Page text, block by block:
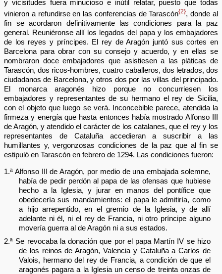
y vicisitudes fuera minucioso e inútil relatar, puesto que todas
vinieron a refundirse en las conferencias de Tarascón{2}, donde al
fin se acordaron definitivamente las condiciones para la paz
general. Reuniéronse allí los legados del papa y los embajadores
de los reyes y príncipes. El rey de Aragón juntó sus cortes en
Barcelona para obrar con su consejo y acuerdo, y en ellas se
nombraron doce embajadores que asistiesen a las pláticas de
Tarascón, dos ricos-hombres, cuatro caballeros, dos letrados, dos
ciudadanos de Barcelona, y otros dos por las villas del principado.
El monarca aragonés hizo porque no concurriesen los
embajadores y representantes de su hermano el rey de Sicilia,
con el objeto que luego se verá. Inconcebible parece, atendida la
firmeza y energía que hasta entonces había mostrado Alfonso III
de Aragón, y atendido el carácter de los catalanes, que el rey y los
representantes de Cataluña accedieran a suscribir a las
humillantes y, vergonzosas condiciones de la paz que al fin se
estipuló en Tarascón en febrero de 1294. Las condiciones fueron:
1.ª Alfonso III de Aragón, por medio de una embajada solemne,
había de pedir perdón al papa de las ofensas que hubiese
hecho a la Iglesia, y jurar en manos del pontífice que
obedecería sus mandamientos: el papa le admitiría, como
a hijo arrepentido, en el gremio de la Iglesia, y de allí
adelante ni él, ni el rey de Francia, ni otro príncipe alguno
movería guerra al de Aragón ni a sus estados.
2.ª Se revocaba la donación que por el papa Martín IV se hizo
de los reinos de Aragón, Valencia y Cataluña a Carlos de
Valois, hermano del rey de Francia, a condición de que el
aragonés pagara a la Iglesia un censo de treinta onzas de